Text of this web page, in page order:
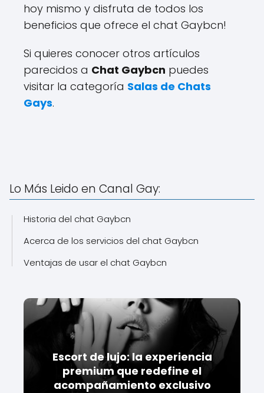
hoy mismo y disfruta de todos los
beneficios que ofrece el chat Gaybcn!
Si quieres conocer otros artículos
parecidos a Chat Gaybcn puedes
visitar la categoría Salas de Chats
Gays.
Lo Más Leido en Canal Gay:
Historia del chat Gaybcn
Acerca de los servicios del chat Gaybcn
Ventajas de usar el chat Gaybcn
Escort de lujo: la experiencia
premium que redefine el
acompañamiento exclusivo